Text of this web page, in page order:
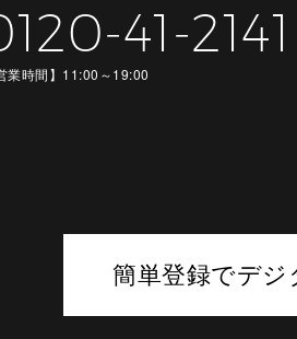
41-2141
業時間】 11:00～19:00
簡単登録でデ